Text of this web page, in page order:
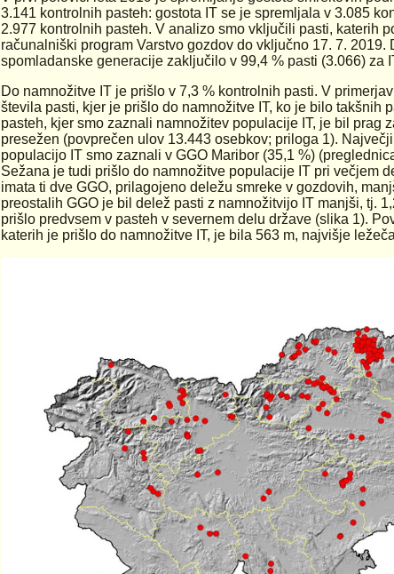
3.141 kontrolnih pasteh: gostota IT se je spremljala v 3.085
2.977 kontrolnih pasteh. V analizo smo vključili pasti, katerih
računalniški program Varstvo gozdov do vključno 17. 7. 2019.
spomladanske generacije zaključilo v 99,4 % pasti (3.066) za
Do namnožitve IT je prišlo v 7,3 % kontrolnih pasti. V
števila pasti, kjer je prišlo do namnožitve IT, ko je bilo takšnih
pasteh, kjer smo zaznali namnožitev populacije IT, je bil prag
presežen (povprečen ulov 13.443 osebkov; priloga 1).
populacijo IT smo zaznali v GGO Maribor (35,1 %)
Sežana je tudi prišlo do namnožitve populacije IT pri večjem
imata ti dve GGO, prilagojeno deležu smreke v gozdovih,
preostalih GGO je bil delež pasti z namnožitvijo IT manjši, tj.
prišlo predvsem v pasteh v severnem delu države (slika 1).
katerih je prišlo do namnožitve IT, je bila 563 m, najvišje